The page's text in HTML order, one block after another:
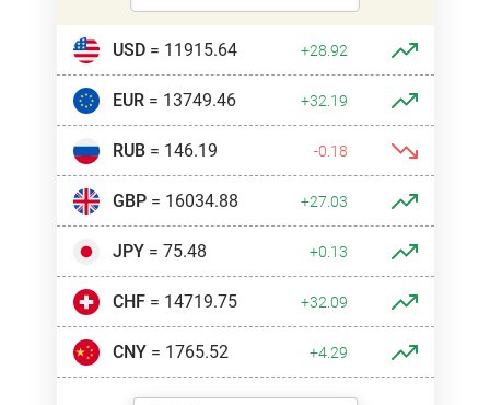
USD= 11915.64 +28.92
EUR= 13749.46 +32.19
RUB= 146.19 -0.18
GBP= 16034.88 +27.03
JPY= 75.48 +0.13
CHF= 14719.75 +32.09
CNY= 1765.52 +4.29